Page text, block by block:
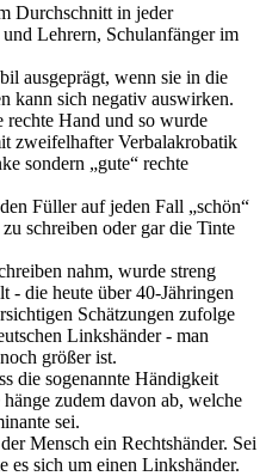
Durchschnitt in jeder
Lehrern, Schulanfänger im
ausgeprägt, wenn sie in die
kann sich negativ auswirken.
Hand und so wurde
zweifelhafter Verbalakrobatik
sondern „gute“ rechte
Füller auf jeden Fall „schön“
schreiben oder gar die Tinte
nahm, wurde streng
- die heute über 40-Jähringen
Schätzungen zufolge
Linkshänder - man
größer ist.
die sogenannte Händigkeit
zudem davon ab, welche
sei.
Mensch ein Rechtshänder. Sei
es sich um einen Linkshänder.